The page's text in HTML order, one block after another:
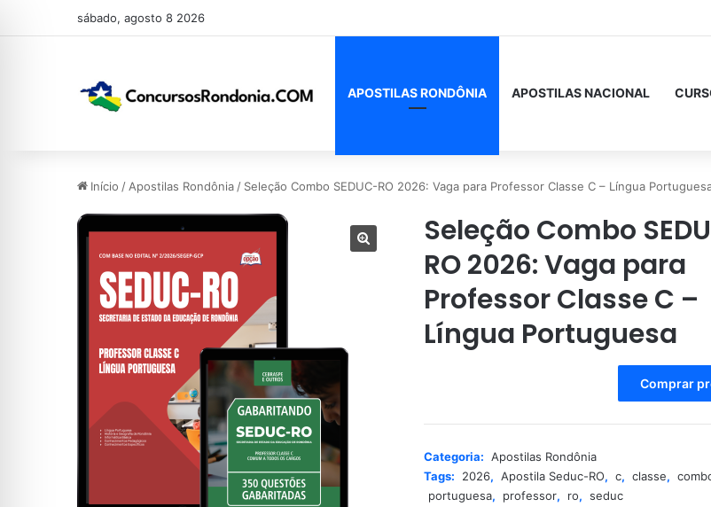
sábado, agosto 8 2026
APOSTILAS RONDÔNIA APOSTILAS NACIONAL
Início / Apostilas Rondônia / Seleção Combo SEDUC-RO 2026: Vaga para Professor Classe C – Língua
Seleção Combo
RO 2026: Vaga para
Professor Classe C –
Língua Portuguesa
Comprar
Categoria: Apostilas Rondônia
Tags:
2026, Apostila Seduc-RO, c, classe,
portuguesa, professor, ro, seduc